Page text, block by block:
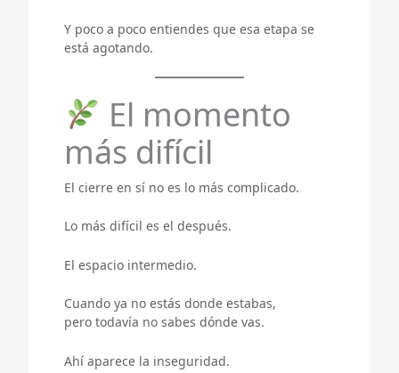
Y poco a poco entiendes que esa etapa se
está agotando.
El momento
más difícil
El cierre en sí no es lo más complicado.
Lo más difícil es el después.
El espacio intermedio.
Cuando ya no estás donde estabas,
pero todavía no sabes dónde vas.
Ahí aparece la inseguridad.